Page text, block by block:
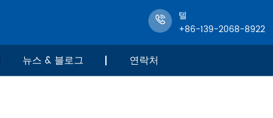
텔
+86-139-2068-8922
뉴스 & 블로그 연락처